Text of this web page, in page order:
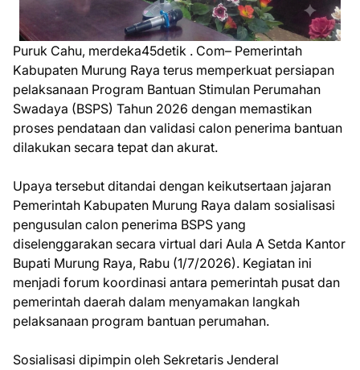
Puruk Cahu, merdeka45detik . Com– Pemerintah
Kabupaten Murung Raya terus memperkuat persiapan
pelaksanaan Program Bantuan Stimulan Perumahan
Swadaya (BSPS) Tahun 2026 dengan memastikan
proses pendataan dan validasi calon penerima bantuan
dilakukan secara tepat dan akurat.
Upaya tersebut ditandai dengan keikutsertaan jajaran
Pemerintah Kabupaten Murung Raya dalam sosialisasi
pengusulan calon penerima BSPS yang
diselenggarakan secara virtual dari Aula A Setda Kantor
Bupati Murung Raya, Rabu (1/7/2026). Kegiatan ini
menjadi forum koordinasi antara pemerintah pusat dan
pemerintah daerah dalam menyamakan langkah
pelaksanaan program bantuan perumahan.
Sosialisasi dipimpin oleh Sekretaris Jenderal